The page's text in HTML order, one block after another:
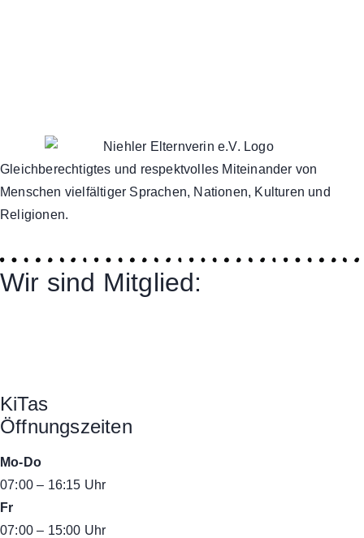
Gleichberechtigtes und respektvolles Miteinander von
Menschen vielfältiger Sprachen, Nationen, Kulturen und
Religionen.
Wir sind Mitglied:
KiTas
Öffnungszeiten
Mo-Do
07:00 – 16:15 Uhr
Fr
07:00 – 15:00 Uhr